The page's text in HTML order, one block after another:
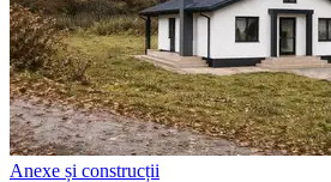
Anexe și construcții